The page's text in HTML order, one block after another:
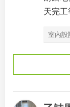
天完工
室內設